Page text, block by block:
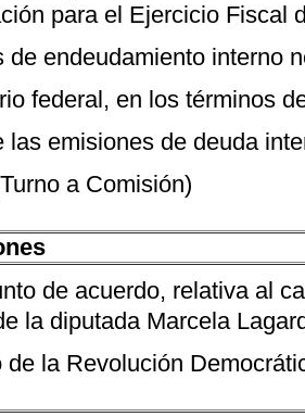
para el Ejercicio Fiscal
de endeudamiento interno
federal, en los términos
las emisiones de deuda
a Comisión)
de acuerdo, relativa al
la diputada Marcela
de la Revolución